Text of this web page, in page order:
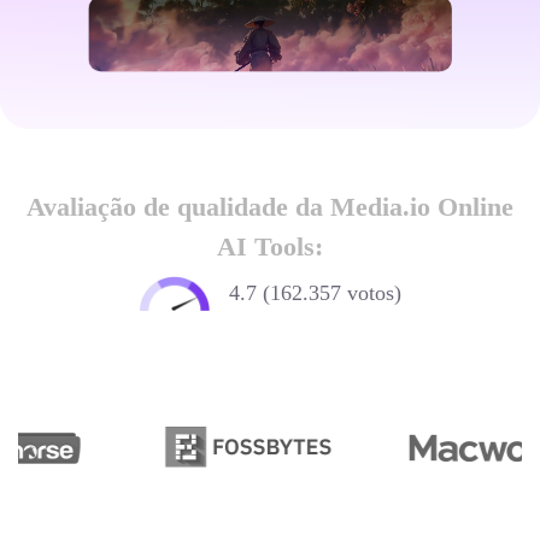
Avaliação de qualidade da Media.io Online
AI Tools:
4.7 (162.357 votos)